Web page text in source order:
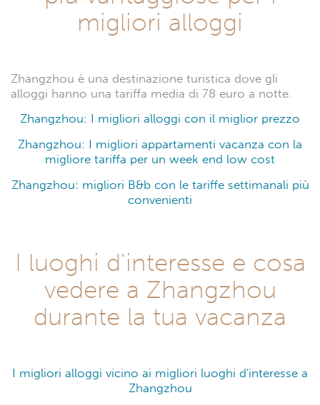
migliori alloggi
Zhangzhou è una destinazione turistica dove gli
alloggi hanno una tariffa media di 78 euro a notte.
Zhangzhou: I migliori alloggi con il miglior prezzo
Zhangzhou: I migliori appartamenti vacanza con la
migliore tariffa per un week end low cost
Zhangzhou: migliori B&b con le tariffe settimanali più
convenienti
I luoghi d'interesse e cosa
vedere a Zhangzhou
durante la tua vacanza
I migliori alloggi vicino ai migliori luoghi d'interesse a
Zhangzhou